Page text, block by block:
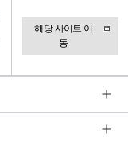
해당 사이트 이
동